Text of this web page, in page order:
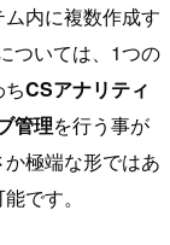
内に複数作成す
ついては、1つの
CSアナリティ
管理を行う事が
極端な形ではあ
です。